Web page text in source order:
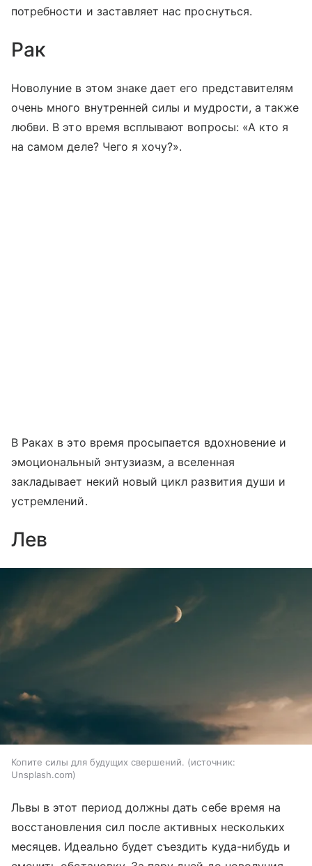
потребности и заставляет нас проснуться.
Рак
Новолуние в этом знаке дает его представителям
очень много внутренней силы и мудрости, а также
любви. В это время всплывают вопросы: «А кто я
на самом деле? Чего я хочу?».
В Раках в это время просыпается вдохновение и
эмоциональный энтузиазм, а вселенная
закладывает некий новый цикл развития души и
устремлений.
Лев
Копите силы для будущих свершений.
источник:
Unsplash.com
Львы в этот период должны дать себе время на
восстановления сил после активных нескольких
месяцев. Идеально будет съездить куда-нибудь и